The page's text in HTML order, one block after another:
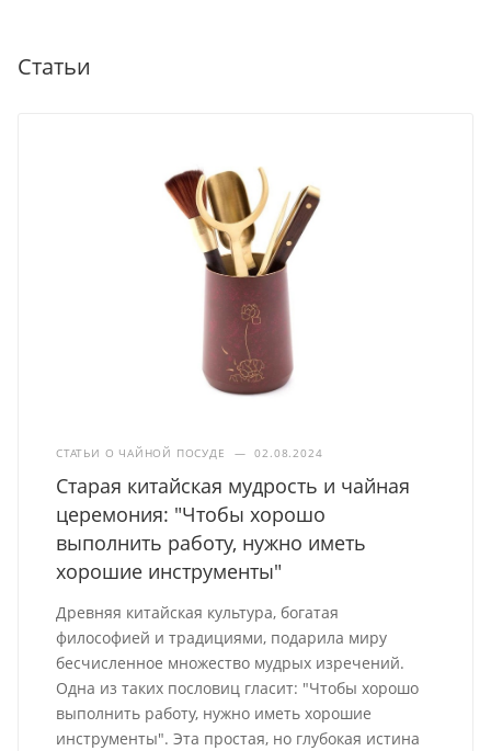
Статьи
СТАТЬИ О ЧАЙНОЙ ПОСУДЕ — 02.08.2024
Старая китайская мудрость и чайная
церемония: "Чтобы хорошо
выполнить работу, нужно иметь
хорошие инструменты"
Древняя китайская культура, богатая
философией и традициями, подарила миру
бесчисленное множество мудрых изречений.
Одна из таких пословиц гласит: "Чтобы хорошо
выполнить работу, нужно иметь хорошие
инструменты". Эта простая, но глубокая истина